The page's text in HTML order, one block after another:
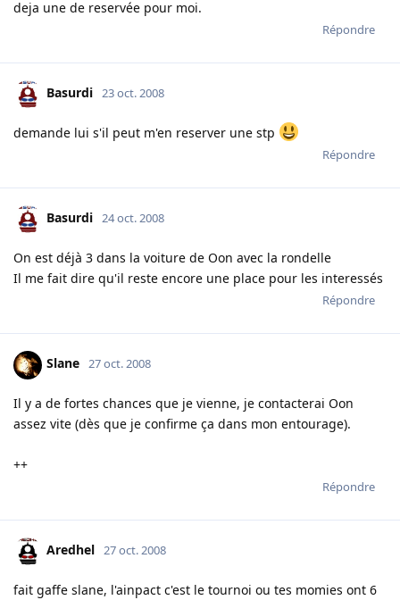
deja une de reservée pour moi.
Répondre
Basurdi 23 oct. 2008
demande lui s'il peut m'en reserver une stp
Répondre
Basurdi 24 oct. 2008
On est déjà 3 dans la voiture de Oon avec la rondelle
Il me fait dire qu'il reste encore une place pour les interessés
Répondre
Slane 27 oct. 2008
Il y a de fortes chances que je vienne, je contacterai Oon
assez vite (dès que je confirme ça dans mon entourage).
++
Répondre
Aredhel 27 oct. 2008
fait gaffe slane, l'ainpact c'est le tournoi ou tes momies ont 6